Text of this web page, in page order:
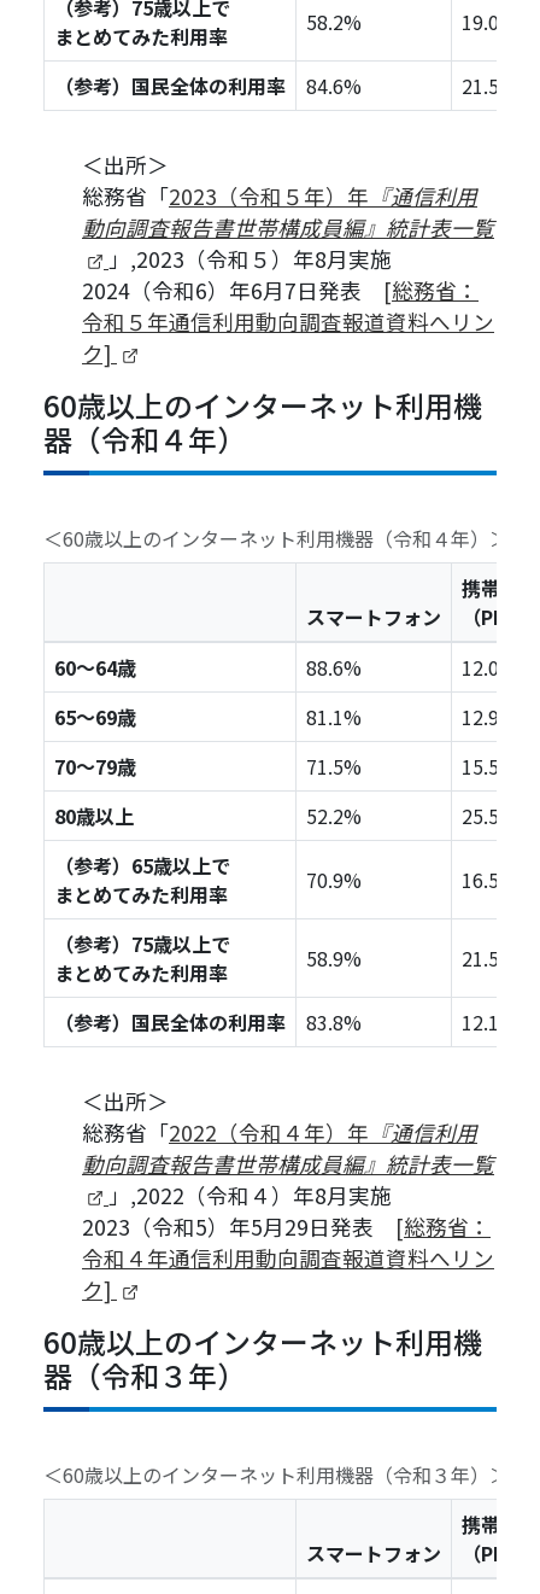
（参考）75歳以上で
まとめてみた利用率
58.2% 19.0%
（参考）国民全体の利用率 84.6% 21.5%
＜出所＞
総務省「2023（令和５年）年 『通信利用
動向調査報告書世帯構成員編』統計表一覧
（新しいタブで開きます）
」,2023（令和５）年8月実施
2024（令和6）年6月7日発表 [総務省：
令和５年通信利用動向調査報道資料へリン
ク]
60歳以上のインターネット利用機
器（令和４年）
＜60歳以上のインターネット利用機器（令和４年）＞
スマートフォン
携帯電話
（PHS
60～64歳
88.6%
12.0%
65～69歳
81.1%
12.9%
70～79歳
71.5%
15.5%
80歳以上
52.2%
25.5%
（参考）65歳以上で
まとめてみた利用率
70.9% 16.5%
（参考）75歳以上で
まとめてみた利用率
58.9% 21.5%
（参考）国民全体の利用率 83.8% 12.1%
＜出所＞
総務省「2022（令和４年）年 『通信利用
動向調査報告書世帯構成員編』統計表一覧
（新しいタブで開きます）
」,2022（令和４）年8月実施
2023（令和5）年5月29日発表 [総務省：
令和４年通信利用動向調査報道資料へリン
ク]
60歳以上のインターネット利用機
器（令和３年）
＜60歳以上のインターネット利用機器（令和３年）＞
スマートフォン
携帯電話
（PHS